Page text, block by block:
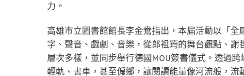
力。
高雄市立圖書館館長李金鴦指出，本屆活動以「
字、聲音、戲劇、音樂，從郎祖筠的舞台觀點、謝
層次多樣，並同步舉行德國MOU簽書儀式。透過
輕軌、書車，甚至偏鄉，讓閱讀能量像河流般，流